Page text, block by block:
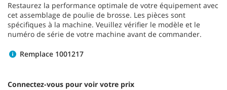
Restaurez la performance optimale de votre équipement avec
cet assemblage de poulie de brosse. Les pièces sont
spécifiques à la machine. Veuillez vérifier le modèle et le
numéro de série de votre machine avant de commander.
Remplace 1001217
Connectez-vous pour voir votre prix